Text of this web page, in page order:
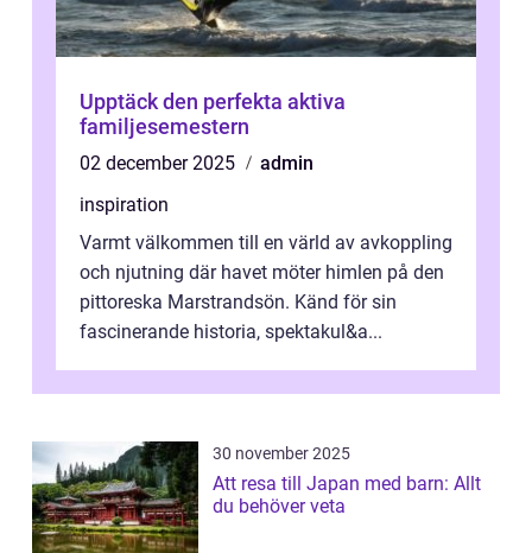
Upptäck den perfekta aktiva
familjesemestern
02 december 2025
admin
inspiration
Varmt välkommen till en värld av avkoppling
och njutning där havet möter himlen på den
pittoreska Marstrandsön. Känd för sin
fascinerande historia, spektakul&a...
30 november 2025
Att resa till Japan med barn: Allt
du behöver veta